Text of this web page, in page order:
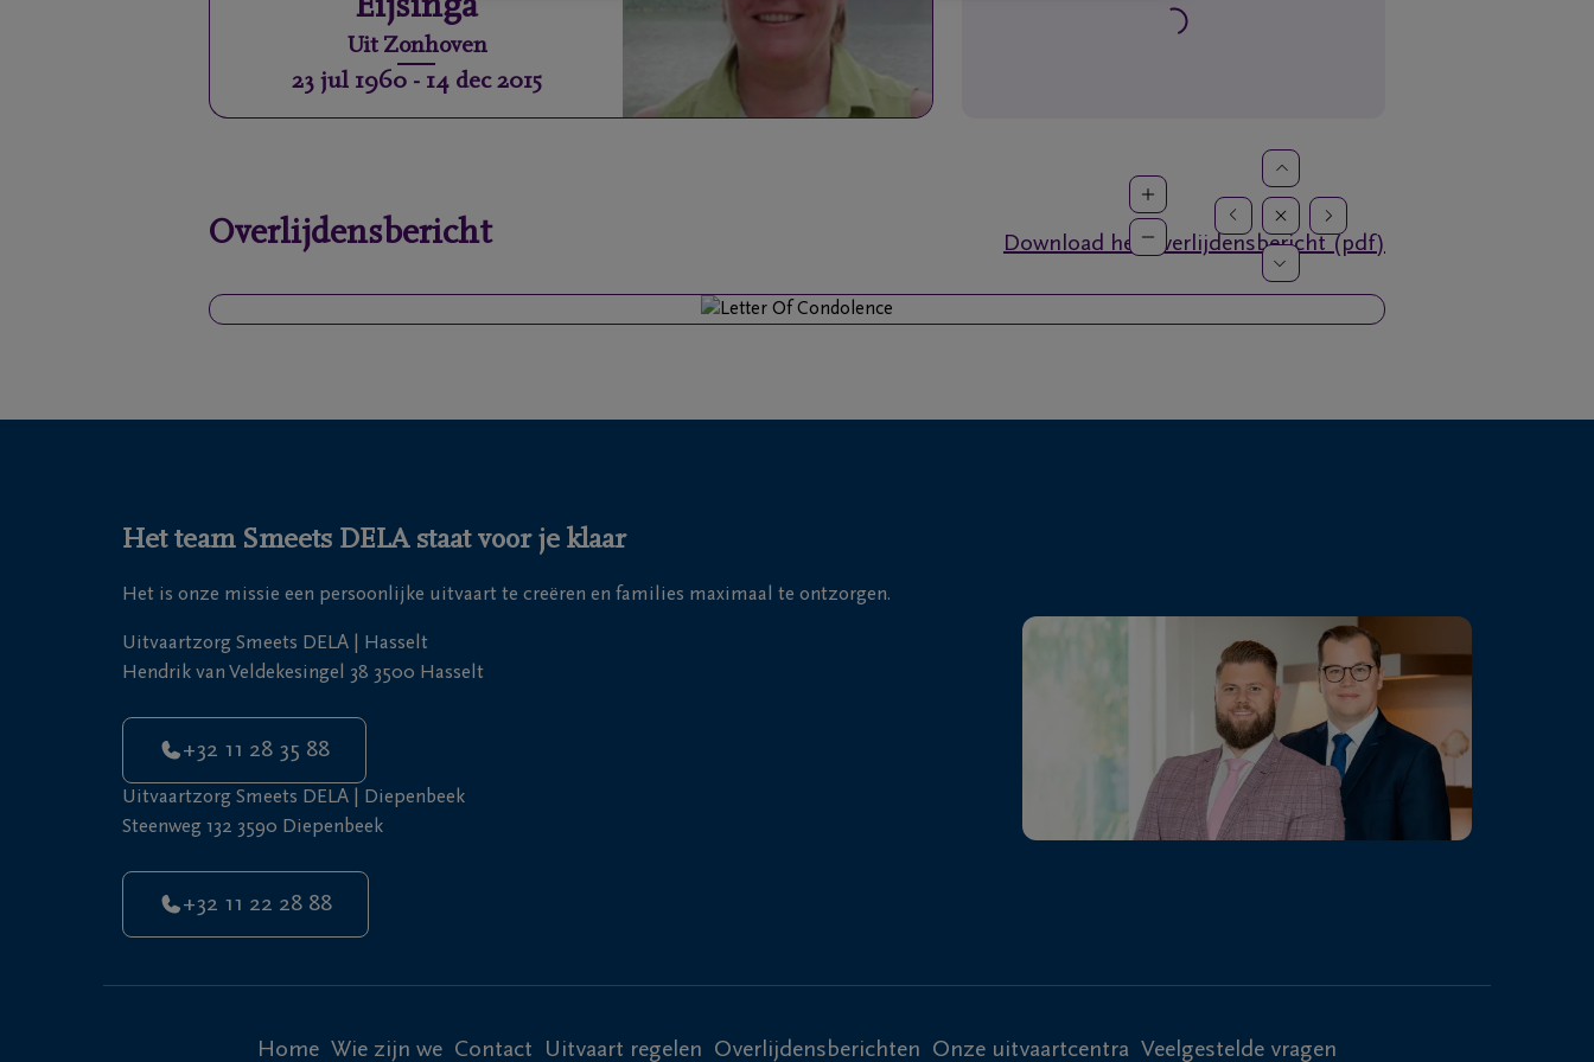
Eijsinga
Uit Zonhoven
23 jul 1960- 14 dec 2015
Overlijdensbericht Download het overlijdensbericht (pdf)
Het team Smeets DELA staat voor je klaar
Het is onze missie een persoonlijke uitvaart te creëren en families maximaal te ontzorgen.
Uitvaartzorg Smeets DELA | Hasselt
Hendrik van Veldekesingel 38 3500 Hasselt
+32 11 28 35 88
Uitvaartzorg Smeets DELA | Diepenbeek
Steenweg 132 3590 Diepenbeek
+32 11 22 28 88
Home Wie zijn we Contact Uitvaart regelen Overlijdensberichten Onze uitvaartcentra Veelgestelde vragen